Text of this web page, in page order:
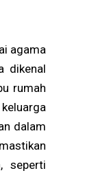
agama
dikenal
rumah
dalam
seperti